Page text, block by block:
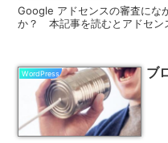
Google アドセンスの審査にな
か？ 本記事を読むとアドセン
WordPress ブ